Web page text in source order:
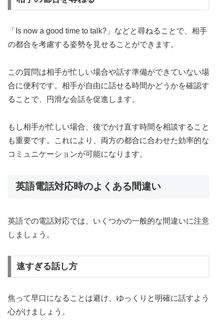
「Is now a good time to talk?」などと尋ねることで、相手
の都合を考慮する姿勢を見せることができます。
この質問は相手が忙しい場合や話す準備ができていない場
合に便利です。相手が自由に話せる時間かどうかを確認す
ることで、円滑な会話を促進します。
もし相手が忙しい場合、後でかけ直す時間を相談すること
も重要です。これにより、両方の都合に合わせた効率的な
コミュニケーションが可能になります。
英語電話対応時のよくある間違い
英語での電話対応では、いくつかの一般的な間違いに注意
しましょう。
速すぎる話し方
焦って早口になることは避け、ゆっくりと明確に話すよう
心がけましょう。